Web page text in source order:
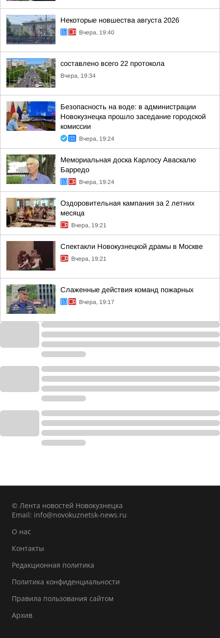
Некоторые новшества августа 2026
Вчера, 19:40
составлено всего 22 протокола
Вчера, 19:34
Безопасность на воде: в администрации
Новокузнецка прошло заседание городской
комиссии
Вчера, 19:24
Мемориальная доска Карлосу Аваскалю
Барредо
Вчера, 19:24
Оздоровительная кампания за 2 летних
месяца
Вчера, 19:21
Спектакли Новокузнецкой драмы в Москве
Вчера, 19:21
Слаженные действия команд пожарных
Вчера, 19:17
© Лента новостей Новокузнецка
Email: info@novokuznetsk-news.ru
О нас
Контакты
Редакционная политика
Политика конфиденциальности
Правила пользования сайтом
Архив